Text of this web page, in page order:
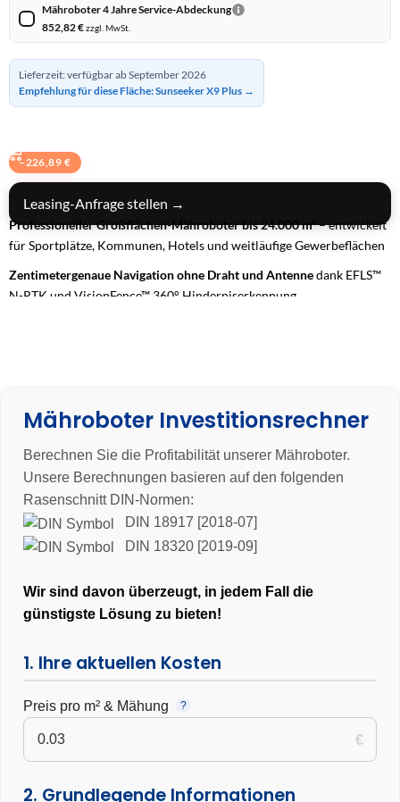
Mähroboter 4 Jahre Service-Abdeckung
852,82€zzgl. MwSt.
Lieferzeit: verfügbar ab September 2026
Empfehlung für diese Fläche: Sunseeker X9 Plus →
− 226,89 €
Leasing-Anfrage stellen →
Professioneller Großflächen-Mähroboter bis 24.000 m²– entwickelt
für Sportplätze, Kommunen, Hotels und weitläufige Gewerbeflächen
Zentimetergenaue Navigation ohne Draht und Antennedank EFLS™
N-RTK und VisionFence™ 360° Hinderniserkennung
Anwendungen
Mähroboter Investitionsrechner
Berechnen Sie die Profitabilität unserer Mähroboter.
Unsere Berechnungen basieren auf den folgenden
Rasenschnitt DIN-Normen:
DIN 18917 [2018-07]
DIN 18320 [2019-09]
Wir sind davon überzeugt, in jedem Fall die
günstigste Lösung zu bieten!
1. Ihre aktuellen Kosten
Preis pro m² & Mähung ?
€
2. Grundlegende Informationen